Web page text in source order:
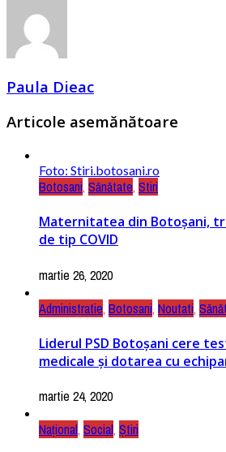
Paula Dieac
Articole asemănătoare
Foto: Stiri.botosani.ro
Botosani, Sănătate, Stiri
Maternitatea din Botoșani,
de tip COVID
martie 26, 2020
Administratie, Botosani, Noutati,
Liderul PSD Botoșani cere
medicale și dotarea cu
martie 24, 2020
Național, Social, Știri